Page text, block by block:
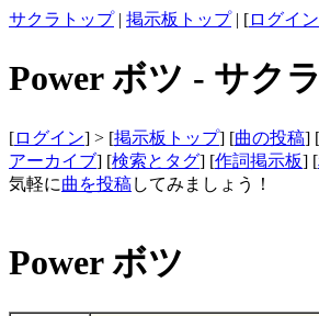
サクラトップ| 掲示板トップ| [ログイン
Power ボツ - サク
[ログイン] > [掲示板トップ] [曲の投稿] [
アーカイブ] [検索とタグ] [作詞掲示板] [
気軽に曲を投稿してみましょう！
Power ボツ